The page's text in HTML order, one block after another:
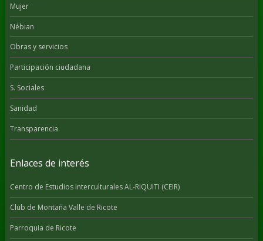
Mujer
Nébian
Obras y servicios
Participación ciudadana
S. Sociales
Sanidad
Transparencia
Enlaces de interés
Centro de Estudios Interculturales AL-RIQUITI (CEIR)
Club de Montaña Valle de Ricote
Parroquia de Ricote